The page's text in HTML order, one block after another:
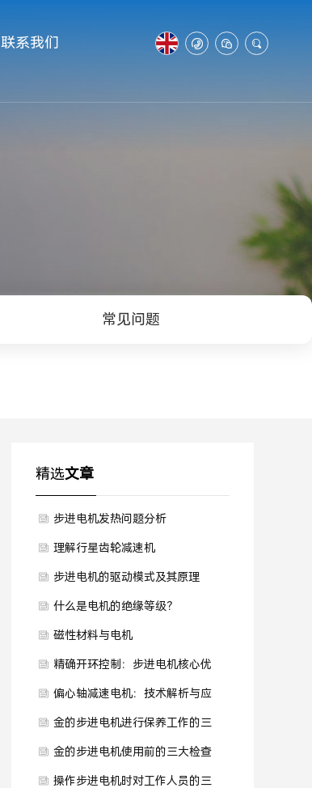
联系我们   
常见问题
精选文章
步进电机发热问题分析
理解行星齿轮减速机
步进电机的驱动模式及其原理
什么是电机的绝缘等级？
磁性材料与电机
精确开环控制：步进电机核心优
势
偏心轴减速电机：技术解析与应
用前景
金的步进电机进行保养工作的三
大方面
金的步进电机使用前的三大检查
工作
操作步进电机时对工作人员的三